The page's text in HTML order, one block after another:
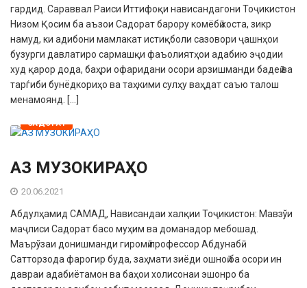
гардид. Сараввал Раиси Иттифоқи нависандагони Тоҷикистон
Низом Қосим ба аъзои Садорат барору комёбӣ хоста, зикр
намуд, ки адибони мамлакат истиқболи сазовори ҷашнҳои
бузурги давлатиро сармашқи фаъолиятҳои адабию эҷодии
худ қарор дода, баҳри офаридани осори арзишманди бадеӣ ва
тарѓиби бунёдкориҳо ва таҳкими сулҳу ваҳдат саъю талош
менамоянд. […]
САДОРАТ
АЗ МУЗОКИРАҲО
20.06.2021
Абдулҳамид САМАД, Нависандаи халқии Тоҷикистон: Мавзўи
маҷлиси Садорат басо муҳим ва доманадор мебошад.
Маърўзаи донишманди гиромӣ профессор Абдунабӣ
Сатторзода фарогир буда, заҳмати зиёди ошноӣ ба осори ин
давраи адабиётамон ва баҳои холисонаи эшонро ба